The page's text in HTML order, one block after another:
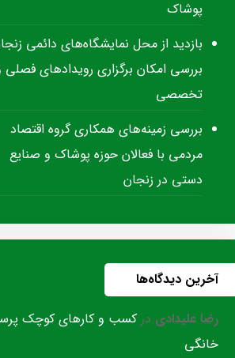
پوشاک
بازدید از محل نمایشگاه‌های دائمی
بررسی امکان برگزاری رویدادهای فصلی
تخصصی
بررسی زمینه‌های همکاری گروه اقتصاد
مردمی با فعالان حوزه پوشاک و صنایع
دستی در زنجان
آخرین دیدگاه‌ها
رضا علیدادی درکسب و کارهای کوچک
خانگی